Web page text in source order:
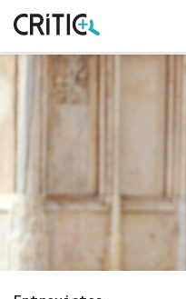
Cerca
Subscriu-t'hi
Inicia sessió